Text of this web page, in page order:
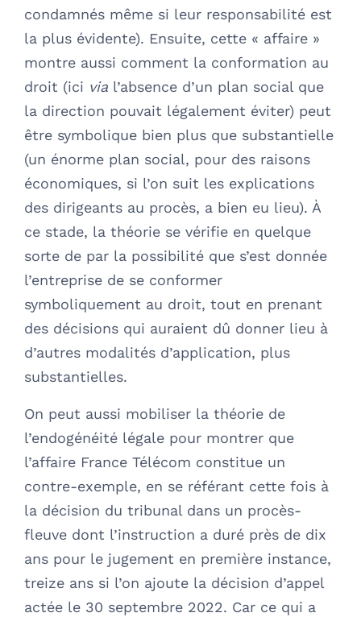
condamnés même si leur responsabilité est
la plus évidente). Ensuite, cette « affaire »
montre aussi comment la conformation au
droit (ici via l’absence d’un plan social que
la direction pouvait légalement éviter) peut
être symbolique bien plus que substantielle
(un énorme plan social, pour des raisons
économiques, si l’on suit les explications
des dirigeants au procès, a bien eu lieu). À
ce stade, la théorie se vérifie en quelque
sorte de par la possibilité que s’est donnée
l’entreprise de se conformer
symboliquement au droit, tout en prenant
des décisions qui auraient dû donner lieu à
d’autres modalités d’application, plus
substantielles.
On peut aussi mobiliser la théorie de
l’endogénéité légale pour montrer que
l’affaire France Télécom constitue un
contre-exemple, en se référant cette fois à
la décision du tribunal dans un procès-
fleuve dont l’instruction a duré près de dix
ans pour le jugement en première instance,
treize ans si l’on ajoute la décision d’appel
actée le 30 septembre 2022. Car ce qui a